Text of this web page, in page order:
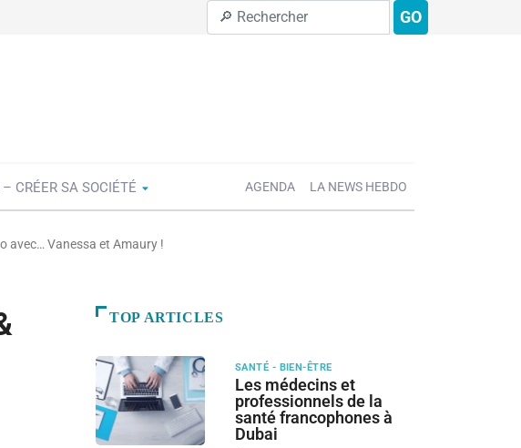
GO
CRÉER SA SOCIÉTÉ AGENDA LA NEWS HEBDO
avec… Vanessa et Amaury !
TOP ARTICLES
SANTÉ - BIEN-ÊTRE
Les médecins et
professionnels de la
santé francophones à
Dubai